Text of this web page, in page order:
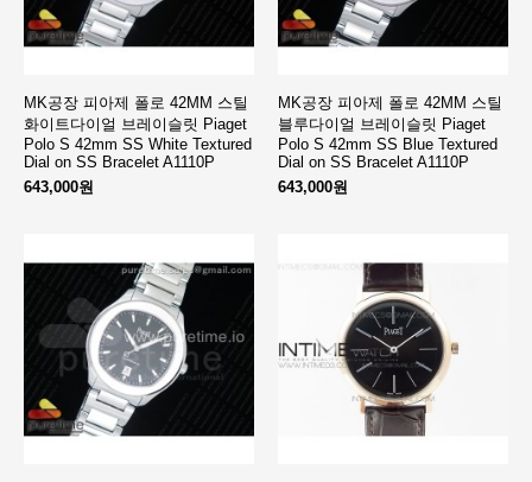
MK공장 피아제 폴로 42MM 스틸
화이트다이얼 브레이슬릿 Piaget
Polo S 42mm SS White Textured
Dial on SS Bracelet A1110P
643,000원
MK공장 피아제 폴로 42MM 스틸
블루다이얼 브레이슬릿 Piaget
Polo S 42mm SS Blue Textured
Dial on SS Bracelet A1110P
643,000원